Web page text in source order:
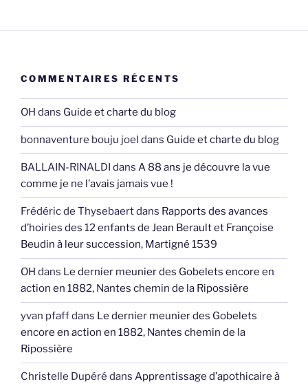
COMMENTAIRES RÉCENTS
OH dans Guide et charte du blog
bonnaventure bouju joel dans Guide et charte du blog
BALLAIN-RINALDI dans A 88 ans je découvre la vue
comme je ne l’avais jamais vue !
Frédéric de Thysebaertdans Rapports des avances
d’hoiries des 12 enfants de Jean Berault et Françoise
Beudin à leur succession, Martigné 1539
OH dans Le dernier meunier des Gobelets encore en
action en 1882, Nantes chemin de la Ripossière
yvan pfaffdans Le dernier meunier des Gobelets
encore en action en 1882, Nantes chemin de la
Ripossière
Christelle Dupéré dans Apprentissage d’apothicaire à